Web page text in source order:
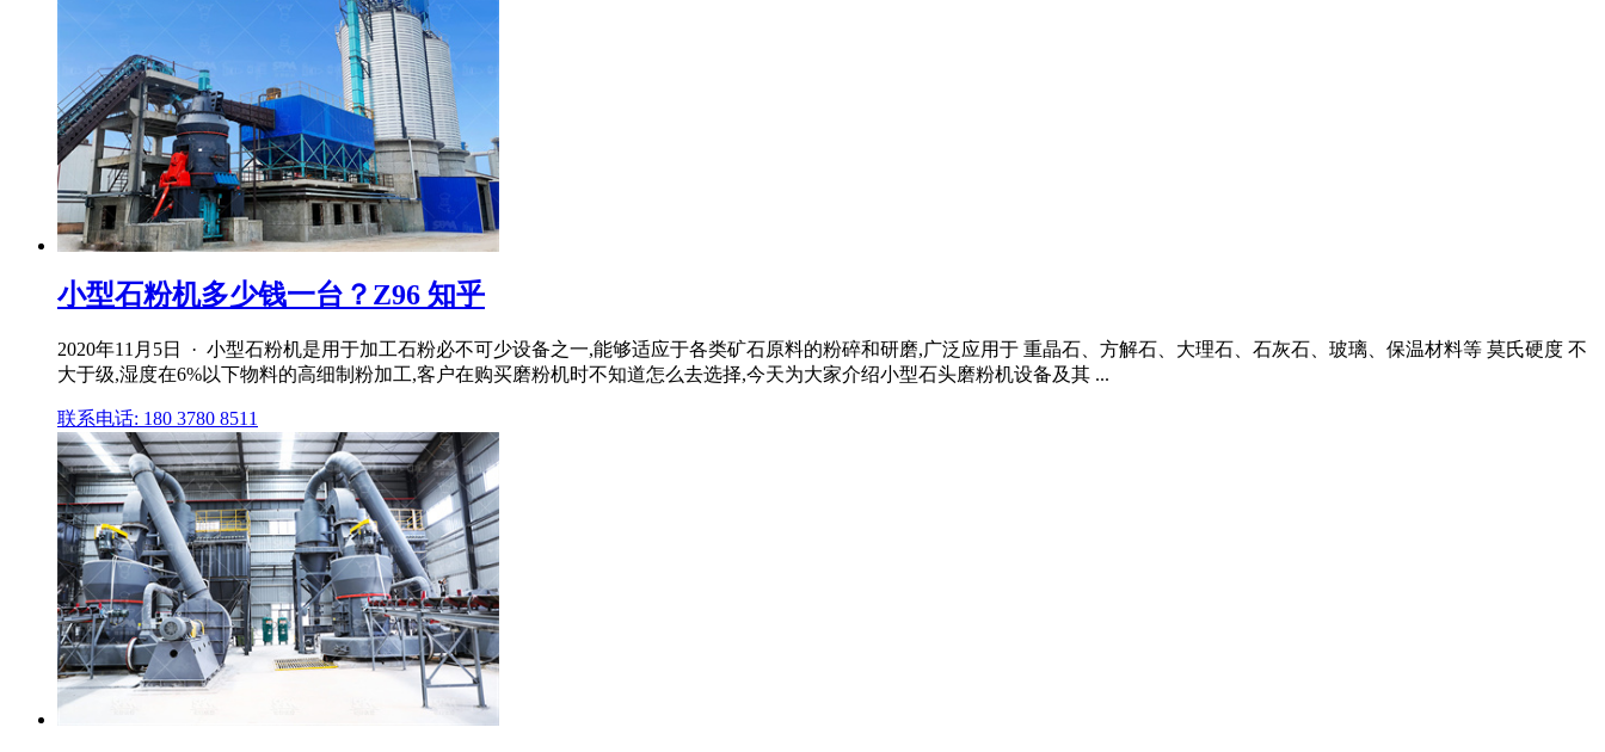
小型石粉机多少钱一台？Z96 知乎
2020年11月5日 · 小型石粉机是用于加工石粉必不可少设备之一,能够适应于各类矿石原料的粉碎和研磨,广泛应用于 重晶石、方解石、大理石、石灰石、玻璃、保温材料等 莫氏硬度 不
大于级,湿度在6%以下物料的高细制粉加工,客户在购买磨粉机时不知道怎么去选择,今天为大家介绍小型石头磨粉机设备及其 ...
联系电话: 180 3780 8511